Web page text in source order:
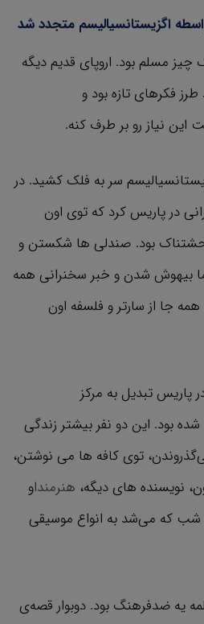
اگزیستانسیالیسم متجدد شد
مسلم بود. اروپای قدیم دیگه
فکرهای تازه بود و
این نیاز رو بر طرف کنه.
اگزیستانسیالیسم سر به فلک کشید. در
در پاریس کرد که توی اون
بود. صندلی ها شکستن و
بیهوش شدن و خبر سخنرانی همه
جا از سارتر و فلسفه اون
پاریس تبدیل به مرکز
بود. این دو نفر بیشتر زندگی
توی کافه ها می‌ نوشتن،
نویسنده های دیگه، هنرمنداو
شب که می‌شد به انواع موسیقی
یه ضدفرهنگ بود. دوبوار قصه‌ی